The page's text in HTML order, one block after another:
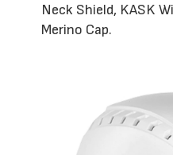
Neck Shield, KASK
Merino Cap.